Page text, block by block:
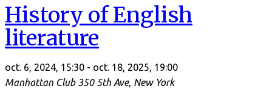
History of English
literature
oct. 6, 2024, 15:30 - oct. 18, 2025, 19:00
Manhattan Club 350 5th Ave, New York